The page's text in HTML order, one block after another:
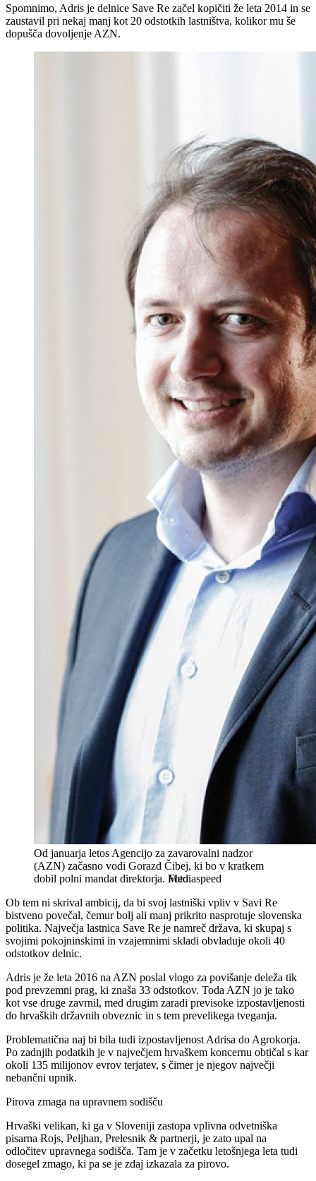
Spomnimo, Adris je delnice Save Re začel kopičiti že leta 2014 in se
zaustavil pri nekaj manj kot 20 odstotkih lastništva, kolikor mu še
dopušča dovoljenje AZN.
Od januarja letos Agencijo za zavarovalni nadzor
(AZN) začasno vodi Gorazd Čibej, ki bo v kratkem
dobil polni mandat direktorja. Mediaspeed
Ob tem ni skrival ambicij, da bi svoj lastniški vpliv v Savi Re
bistveno povečal, čemur bolj ali manj prikrito nasprotuje slovenska
politika. Največja lastnica Save Re je namreč država, ki skupaj s
svojimi pokojninskimi in vzajemnimi skladi obvladuje okoli 40
odstotkov delnic.
Adris je že leta 2016 na AZN poslal vlogo za povišanje deleža tik
pod prevzemni prag, ki znaša 33 odstotkov. Toda AZN jo je tako
kot vse druge zavrnil, med drugim zaradi previsoke izpostavljenosti
do hrvaških državnih obveznic in s tem prevelikega tveganja.
Problematična naj bi bila tudi izpostavljenost Adrisa do Agrokorja.
Po zadnjih podatkih je v največjem hrvaškem koncernu obtičal s kar
okoli 135 milijonov evrov terjatev, s čimer je njegov največji
nebančni upnik.
Pirova zmaga na upravnem sodišču
Hrvaški velikan, ki ga v Sloveniji zastopa vplivna odvetniška
pisarna Rojs, Peljhan, Prelesnik & partnerji, je zato upal na
odločitev upravnega sodišča. Tam je v začetku letošnjega leta tudi
dosegel zmago, ki pa se je zdaj izkazala za pirovo.